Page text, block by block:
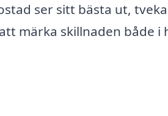
ser sitt bästa ut,
märka skillnaden både i